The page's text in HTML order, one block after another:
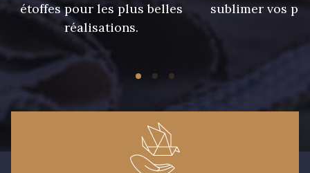
étoffes pour les plus belles
réalisations.
sublimer vos